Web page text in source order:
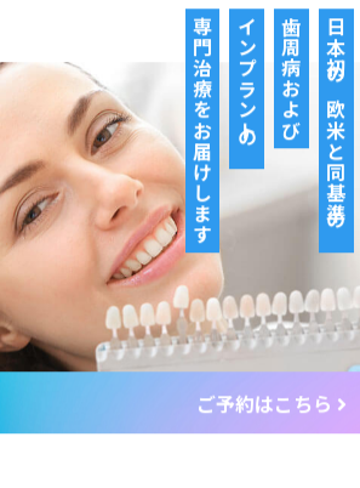
日本初の欧米と同基準の
歯周病および
インプラントの
専門治療をお届けします
ご予約はこちら